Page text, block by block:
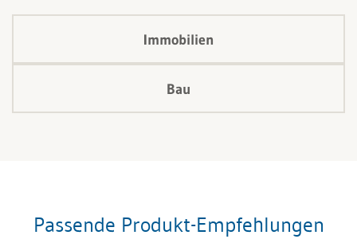
Immobilien
Bau
Passende Produkt-Empfehlungen